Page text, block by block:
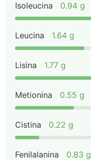
Isoleucina 0.94 g
Leucina 1.64 g
Lisina 1.77 g
Metionina 0.55 g
Cistina 0.22 g
Fenilalanina 0.83 g